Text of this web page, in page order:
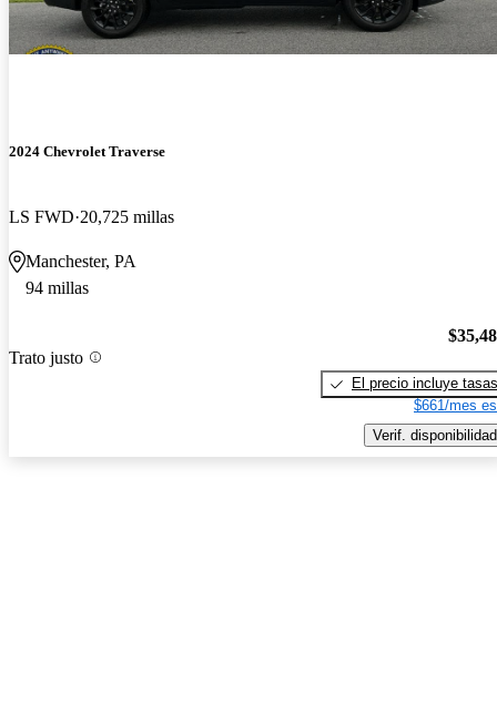
2024 Chevrolet Traverse
LS FWD 20,725 millas
Manchester, PA
94 millas
Trato justo
El precio incluye tasas
$661/mes
Verif. disponibilidad